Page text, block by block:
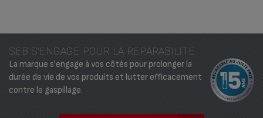
SEB S'ENGAGE POUR LA REPARABILITE
La marque s'engage à vos côtés pour prolonger la
durée de vie de vos produits et lutter efficacement
contre le gaspillage.